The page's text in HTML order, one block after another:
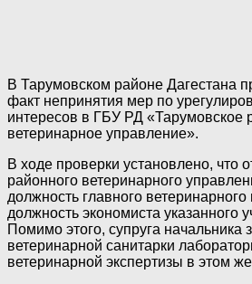
В Тарумовском районе Дагестана
факт непринятия мер по
интересов в ГБУ РД «Тарумовское
ветеринарное управление».
В ходе проверки установлено, что
районного ветеринарного
должность главного
должность экономиста указанного
Помимо этого, супруга начальника
ветеринарной санитарки
ветеринарной экспертизы в этом